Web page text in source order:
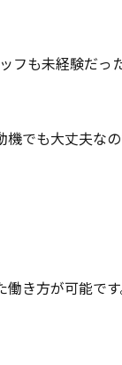
フも未経験だっ
でも大丈夫な
き方が可能です